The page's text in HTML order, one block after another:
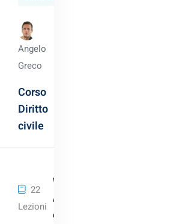
Angelo
Greco
Corso
Diritto
civile
22
Lezioni
Warning
/home/elaw.academy/htdocs/wp-
content/themes/lmsmart/